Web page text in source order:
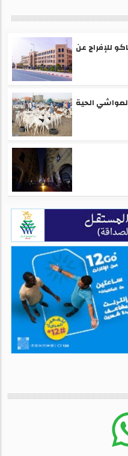
للإفراج عن
الحية